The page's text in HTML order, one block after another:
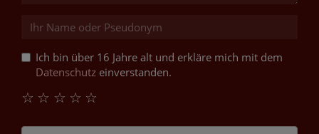
Ich bin über 16 Jahre alt und erkläre mich mit dem
Datenschutz einverstanden.
☆
☆
☆
☆
☆